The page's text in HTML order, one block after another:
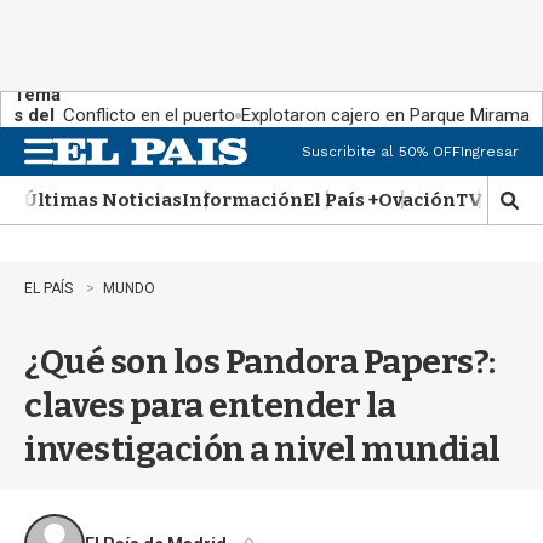
Tema
s del
día:
Conflicto en el puerto Explotaron cajero en Parque Miramar
n
u
Suscribite al 50% OFFIngresar
Últimas NoticiasInformaciónEl País +OvaciónTV Show
M
o
EL PAÍS MUNDO
¿Qué son los Pandora Papers?:
claves para entender la
investigación a nivel mundial